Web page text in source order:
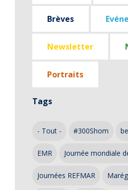
Brèves
Newsletter
Portraits
Tags
- Tout - #300Shom
EMR Journée mondiale
Journées REFMAR